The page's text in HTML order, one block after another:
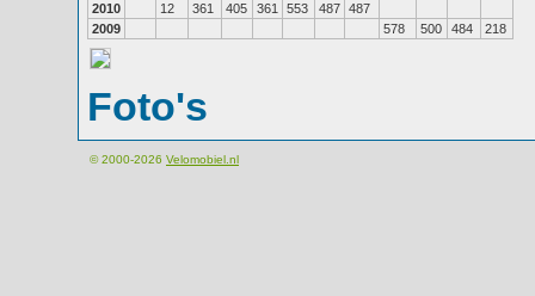
2010
12 361 405 361 553 487 487
2009
578 500 484 218
Foto's
© 2000-2026 Velomobiel.nl